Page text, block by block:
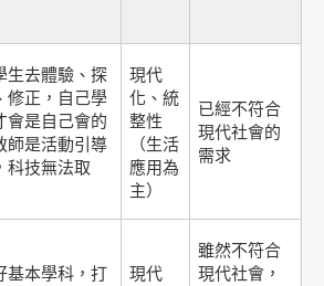
生去體驗、探
修正，自己學
會是自己會的
師是活動引導
科技無法取
現代
化、統
整性
（生活
應用為
主）
已經不符合
現代社會的
需求
基本學科，打
現代
雖然不符合
現代社會，